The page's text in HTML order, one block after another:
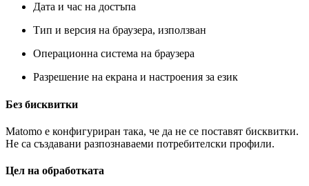
Дата и час на достъпа
Тип и версия на браузера, използван
Операционна система на браузера
Разрешение на екрана и настроения за език
Без бисквитки
Matomo е конфигуриран така, че да не се поставят бисквитки.
Не са създавани разпознаваеми потребителски профили.
Цел на обработката